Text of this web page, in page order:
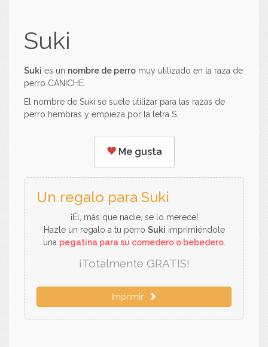
Suki
Suki es un nombre de perro muy utilizado en la raza de
perro CANICHE.
El nombre de Suki se suele utilizar para las razas de
perro hembras y empieza por la letra S.
Me gusta
Un regalo para Suki
¡Él, más que nadie, se lo merece!
Hazle un regalo a tu perro Suki imprimiéndole
una pegatina para su comedero o bebedero.
¡Totalmente GRATIS!
Imprimir